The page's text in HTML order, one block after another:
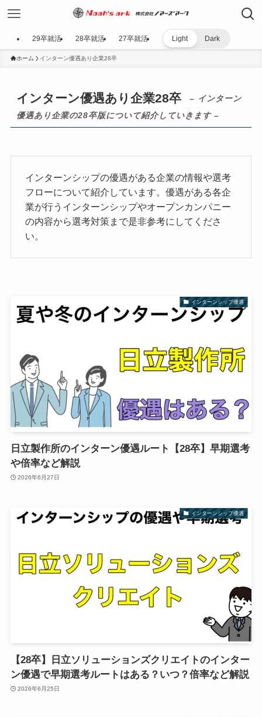
29卒就活 28卒就活 27卒就活 Light Dark
ホーム インターン優遇あり企業28卒
インターン優遇あり企業28卒
– インターン
優遇あり企業の28卒版について紹介していきます –
インターンシップの優遇がある企業の情報や選考
フローについて紹介しています。優遇がある各企
業が行うインターンシップやオープンカンパニー
の内容から選考対策まで是非参考にしてくださ
い。
インターンシップ優遇
日立製作所のインターン優遇ルート【28卒】早期選考
や倍率など解説
2026年6月27日
インターンシップ優遇
【28卒】日立ソリューションズクリエイトのインター
ン優遇で早期選考ルートはある？いつ？倍率など解説
2026年6月25日